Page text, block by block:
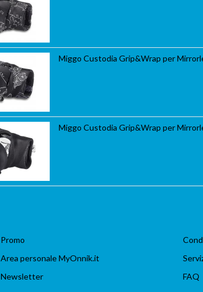
Miggo Custodia Grip&Wrap per
Miggo Custodia Grip&Wrap per
Promo
Area personale MyOnnik.it
Newsletter
FAQ